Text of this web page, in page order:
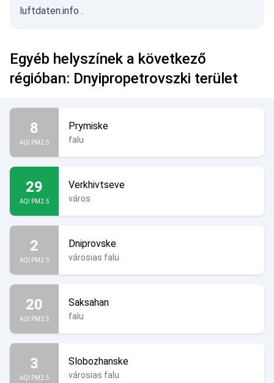
luftdaten.info .
Egyéb helyszínek a következő
régióban: Dnyipropetrovszki terület
8
AQI PM2.5
Prymiske
falu
29
AQI PM2.5
Verkhivtseve
város
2
AQI PM2.5
Dniprovske
városias falu
20
AQI PM2.5
Saksahan
falu
3
AQI PM2.5
Slobozhanske
városias falu